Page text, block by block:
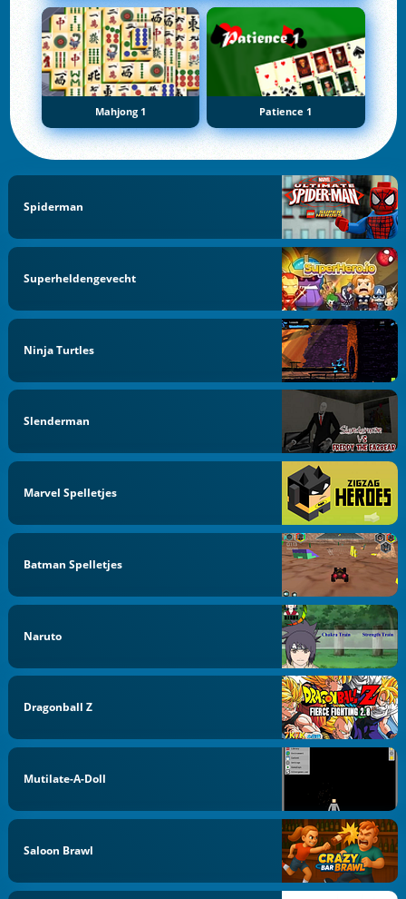
Mahjong 1 Patience 1
Spiderman
Superheldengevecht
Ninja Turtles
Slenderman
Marvel Spelletjes
Batman Spelletjes
Naruto
Dragonball Z
Mutilate-A-Doll
Saloon Brawl